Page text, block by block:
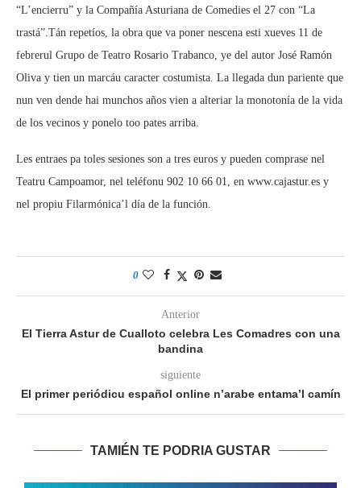
“L’encierru” y la Compañía Asturiana de Comedies el 27 con “La
trastá”.Tán repetíos, la obra que va poner nescena esti xueves 11 de
febrerul Grupo de Teatro Rosario Trabanco, ye del autor José Ramón
Oliva y tien un marcáu caracter costumista. La llegada dun pariente que
nun ven dende hai munchos años vien a alteriar la monotonía de la vida
de los vecinos y ponelo too pates arriba.
Les entraes pa toles sesiones son a tres euros y pueden comprase nel
Teatru Campoamor, nel teléfonu 902 10 66 01, en www.cajastur.es y
nel propiu Filarmónica’l día de la función.
0
Anterior
El Tierra Astur de Cualloto celebra Les Comadres con una
bandina
siguiente
El primer periódicu español online n’arabe entama’l camín
TAMIÉN TE PODRIA GUSTAR